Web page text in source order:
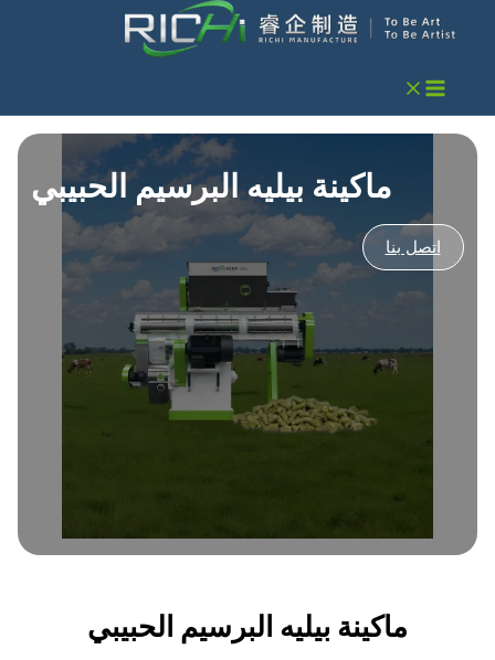
ماكينة بيليه البرسيم الحبيبي
اتصل بنا
ماكينة بيليه البرسيم الحبيبي